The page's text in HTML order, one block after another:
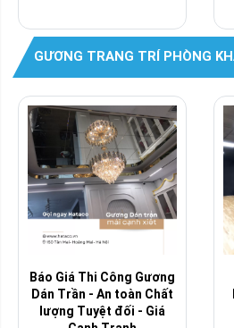
GƯƠNG TRANG TRÍ PHÒNG
Báo Giá Thi Công Gương
Dán Trần - An toàn Chất
lượng Tuyệt đối - Giá